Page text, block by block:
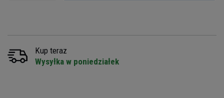
Kup teraz
Wysyłka w poniedziałek